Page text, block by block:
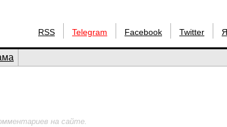
RSS Telegram Facebook Twitter
на сайте.